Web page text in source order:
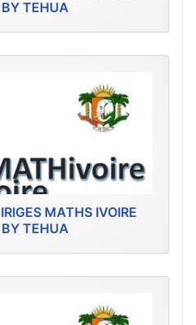
TEHUA
MATHS IVOIRE
TEHUA